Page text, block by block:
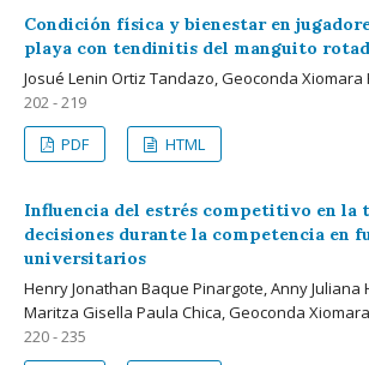
Condición física y bienestar en
playa con tendinitis del manguito
Josué Lenin Ortiz Tandazo, Geoconda
202 - 219
PDF
HTML
Influencia del estrés competitivo en la
decisiones durante la competencia en
universitarios
Henry Jonathan Baque Pinargote, Anny Juliana
Maritza Gisella Paula Chica, Geoconda
220 - 235